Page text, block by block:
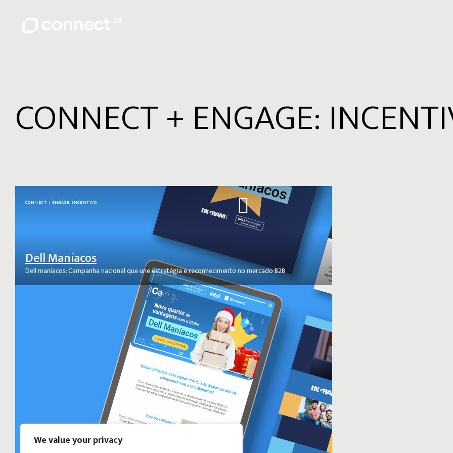
We value your privacy
CONNECT + ENGAGE:
CONNECT + ENGAGE: INCENTIVO
Dell Maníacos
Dell maníacos: Campanha nacional que une estratégia e reconhecimento no mercado B2B